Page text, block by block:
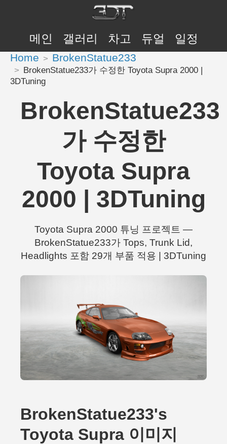
메인 갤러리 차고 듀얼 일정
Home BrokenStatue233
BrokenStatue233가 수정한 Toyota Supra 2000 |
3DTuning
BrokenStatue233
가 수정한
Toyota Supra
2000 | 3DTuning
Toyota Supra 2000 튜닝 프로젝트 —
BrokenStatue233가 Tops, Trunk Lid,
Headlights 포함 29개 부품 적용 | 3DTuning
BrokenStatue233's
Toyota Supra 이미지